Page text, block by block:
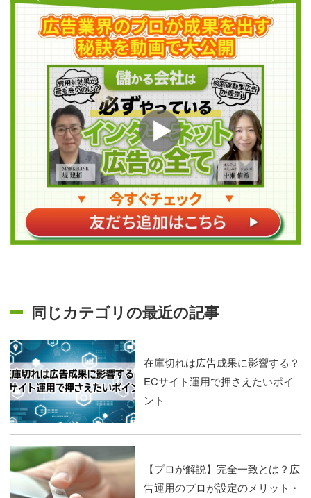
同じカテゴリの最近の記事
在庫切れは広告成果に影響する？
ECサイト運用で押さえたいポイ
ント
【プロが解説】完全一致とは？広
告運用のプロが設定のメリット・